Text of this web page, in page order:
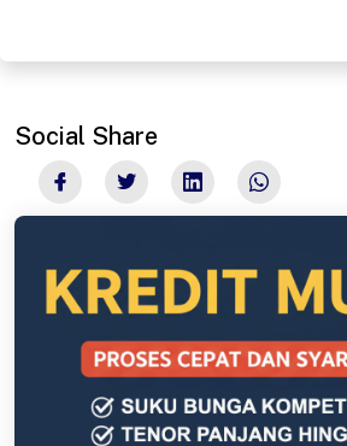
Social Share